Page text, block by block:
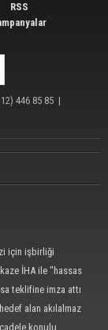
RSS
446 85 85|
için işbirliği
İHA ile "hassas
teklifine imza attı
alan akılalmaz
konulu